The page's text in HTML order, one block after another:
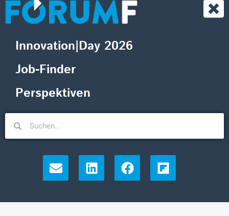
Innovation|Day 2026
Job-Finder
Perspektiven